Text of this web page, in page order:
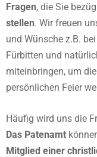
Fragen, die Sie
stellen. Wir freuen
und Wünsche z.B.
Fürbitten und
miteinbringen, um
persönlichen Feier
Häufig wird uns die
Das Patenamt
Mitglied einer